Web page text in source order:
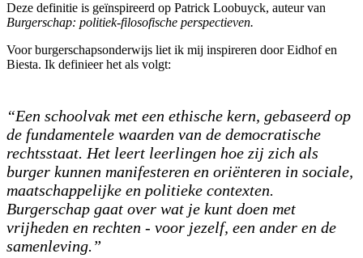
Deze definitie is geïnspireerd op Patrick Loobuyck, auteur van
Burgerschap: politiek-filosofische perspectieven.
Voor burgerschapsonderwijs liet ik mij inspireren door Eidhof en
Biesta. Ik definieer het als volgt:
“Een schoolvak met een ethische kern, gebaseerd op
de fundamentele waarden van de democratische
rechtsstaat. Het leert leerlingen hoe zij zich als
burger kunnen manifesteren en oriënteren in sociale,
maatschappelijke en politieke contexten.
Burgerschap gaat over wat je kunt doen met
vrijheden en rechten - voor jezelf, een ander en de
samenleving.”